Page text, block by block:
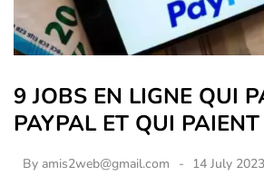
9 JOBS EN LIGNE QUI
PAYPAL ET QUI
By amis2web@gmail.com 14 July 2023